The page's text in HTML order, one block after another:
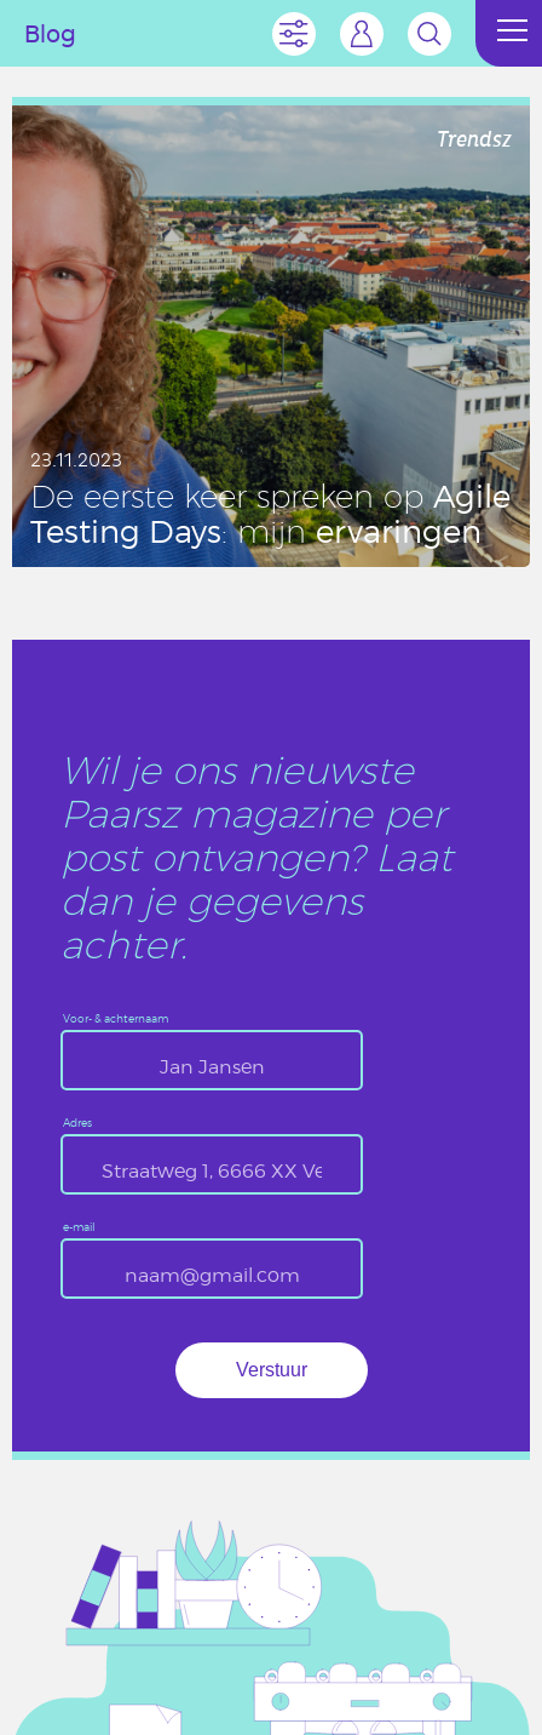
Blog
Trendsz
23.11.2023
De eerste keer spreken opAgile
Testing Days: mijner­va­rin­gen
Wil je ons nieuwste
Paarsz magazine per
post ontvangen? Laat
dan je gegevens
achter.
Voor- & achternaam
Adres
e-mail